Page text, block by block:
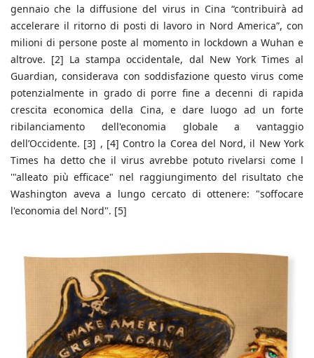
gennaio che la diffusione del virus in Cina “contribuirà ad
accelerare il ritorno di posti di lavoro in Nord America”, con
milioni di persone poste al momento in lockdown a Wuhan e
altrove. [2] La stampa occidentale, dal New York Times al
Guardian, considerava con soddisfazione questo virus come
potenzialmente in grado di porre fine a decenni di rapida
crescita economica della Cina, e dare luogo ad un forte
ribilanciamento dell'economia globale a vantaggio
dell’Occidente. [3] , [4] Contro la Corea del Nord, il New York
Times ha detto che il virus avrebbe potuto rivelarsi come l
'"alleato più efficace" nel raggiungimento del risultato che
Washington aveva a lungo cercato di ottenere: "soffocare
l'economia del Nord". [5]